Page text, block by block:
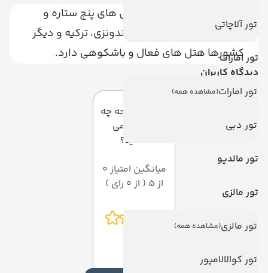
تور آلاچاتی
تور امارات
تور امارات(مشاهده همه)
تور دبی
تور مالدیو
تور مالزی
تور مالزی(مشاهده همه)
تور کوالالامپور
هتل آپروا کمپنسکی از هتل های پنج ستاره و
زنجیره ای می باشپد که در اندونزی، ترکیه و دیگر
کشورها هتل های فعال و باشکوهی دارد.
دیدگاه کاربران
به این صفحه چه
امتیازی می
دهید؟
میانگین امتیاز 0
از 5 ( از 0 رای )